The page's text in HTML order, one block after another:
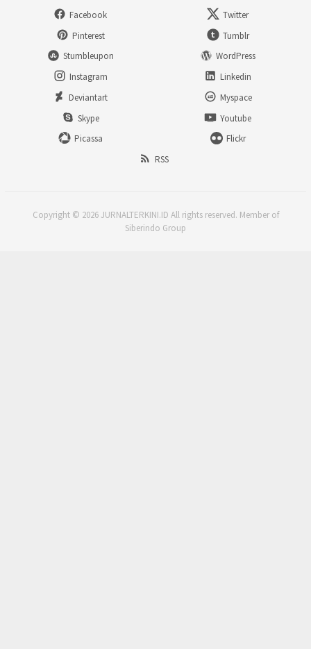
Facebook
Twitter
Pinterest
Tumblr
Stumbleupon
WordPress
Instagram
Linkedin
Deviantart
Myspace
Skype
Youtube
Picassa
Flickr
RSS
Copyright © 2026 JURNALTERKINI.ID All rights reserved. Member of
Siberindo Group